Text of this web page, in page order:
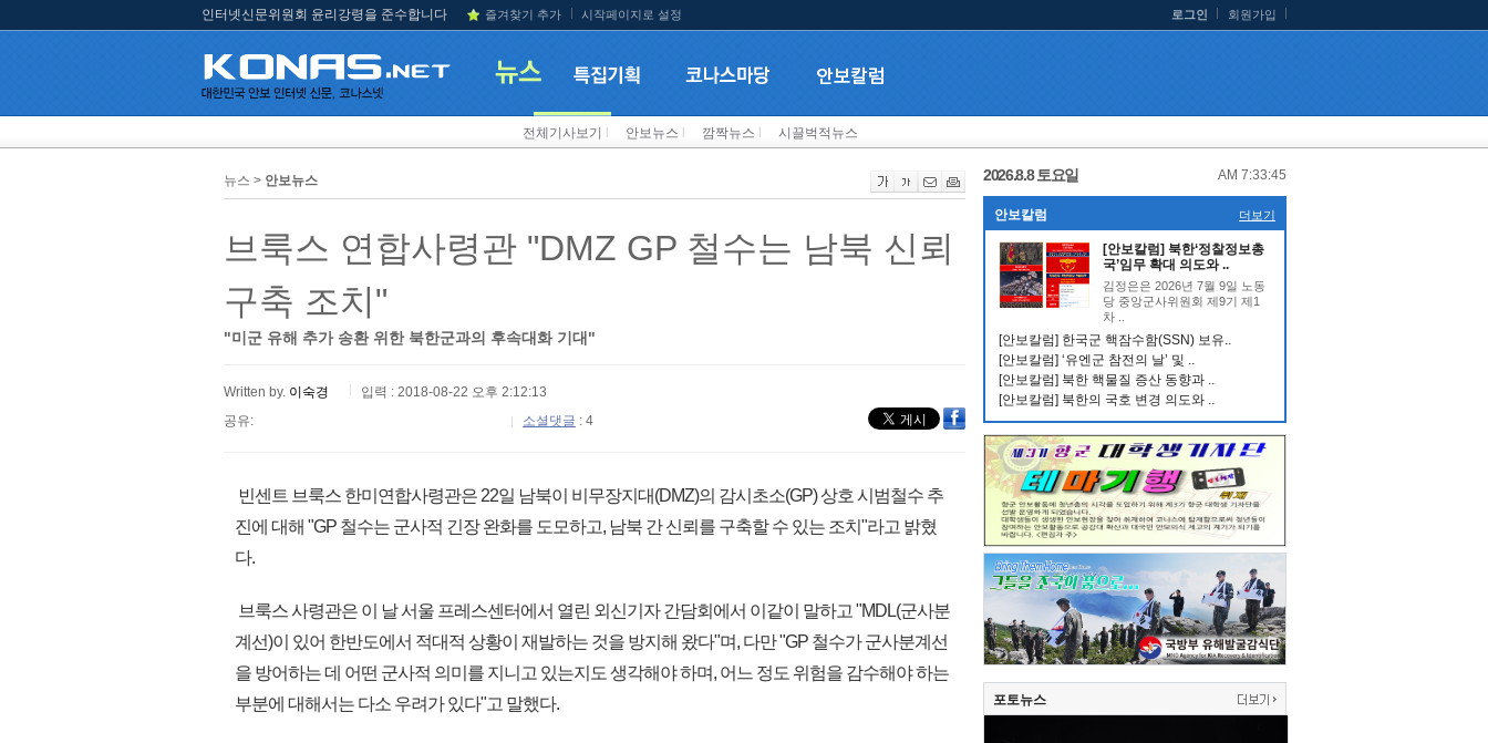
인터넷신문위원회 윤리강령을 준수합니다 즐겨찾기 추가 시작페이지로 설정 로그인 회원가입
전체기사보기 안보뉴스 깜짝뉴스 시끌벅적뉴스
뉴스 > 안보뉴스
브룩스 연합사령관 "DMZ GP 철수는 남북 신뢰
구축 조치"
"미군 유해 추가 송환 위한 북한군과의 후속대화 기대"
Written by. 이숙경
입력 : 2018-08-22 오후 2:12:13
공유:
소셜댓글 : 4
빈센트 브룩스 한미연합사령관은 22일 남북이 비무장지대(DMZ)의 감시초소(GP) 상호 시범철수 추
진에 대해 "GP 철수는 군사적 긴장 완화를 도모하고, 남북 간 신뢰를 구축할 수 있는 조치"라고 밝혔
다.
브룩스 사령관은 이 날 서울 프레스센터에서 열린 외신기자 간담회에서 이같이 말하고 "MDL(군사분
계선)이 있어 한반도에서 적대적 상황이 재발하는 것을 방지해 왔다"며, 다만 "GP 철수가 군사분계선
을 방어하는 데 어떤 군사적 의미를 지니고 있는지도 생각해야 하며, 어느 정도 위험을 감수해야 하는
부분에 대해서는 다소 우려가 있다"고 말했다.
2026.8.8 토요일 AM 7:33:46
안보칼럼 더보기
[안보칼럼] 북한‘정찰정보총
국’임무 확대 의도와 ..
김정은은 2026년 7월 9일 노동
당 중앙군사위원회 제9기 제1
차 ..
[안보칼럼] 한국군 핵잠수함(SSN) 보유..
[안보칼럼] ‘유엔군 참전의 날’ 및 ..
[안보칼럼] 북한 핵물질 증산 동향과 ..
[안보칼럼] 북한의 국호 변경 의도와 ..
포토뉴스